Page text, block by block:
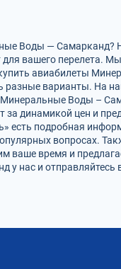
Воды — Самарканд?
вашего перелета.
авиабилеты
разные варианты. На
Воды –
за динамикой цен и
есть подробная
вопросах.
ваше время и
нас и отправляйтесь